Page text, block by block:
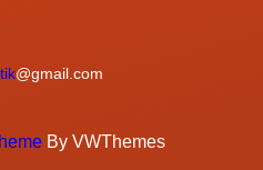
@gmail.com
By VWThemes